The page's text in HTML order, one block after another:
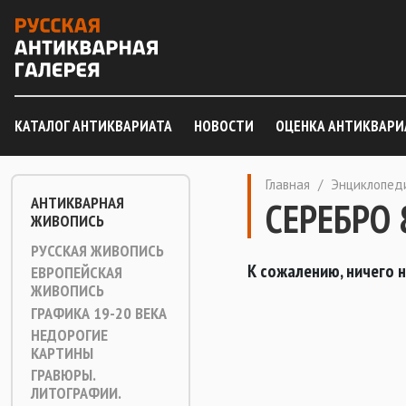
КАТАЛОГ АНТИКВАРИАТА НОВОСТИ ОЦЕНКА
АНТИКВАРНАЯ
ЖИВОПИСЬ
РУССКАЯ ЖИВОПИСЬ
ЕВРОПЕЙСКАЯ
ЖИВОПИСЬ
ГРАФИКА 19-20 ВЕКА
НЕДОРОГИЕ
КАРТИНЫ
ГРАВЮРЫ.
ЛИТОГРАФИИ.
Главная /
СЕРЕБРО
К сожалению, ничего